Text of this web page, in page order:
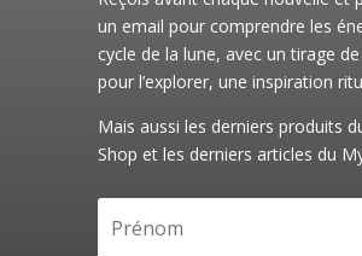
un email pour comprendre les
cycle de la lune, avec un tirage
pour l’explorer, une inspiration
Mais aussi les derniers produits
Shop et les derniers articles du